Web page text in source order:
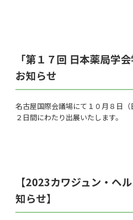
「第１７回 日本薬局学
お知らせ
名古屋国際会議場にて１０月８日
２日間にわたり出展いたします。
【2023カワジュン・ヘ
知らせ】